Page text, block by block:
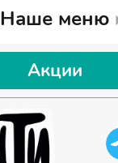
Наше меню
Акции